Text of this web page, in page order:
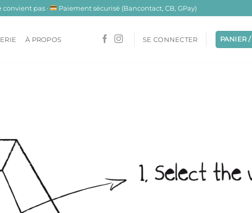
pas · Paiement sécurisé (Bancontact, CB, GPay)
À PROPOS SE CONNECTER PANIER /